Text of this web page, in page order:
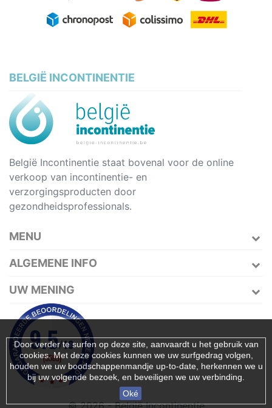
BELGIË INCONTINENTIE
België Incontinentie staat bovenal voor de online
verkoop van incontinentie- en
verzorgingsproducten door
gezondheidsprofessionals.
MENU
ALGEMENE INFO
Door verder te surfen op deze site, aanvaardt u het gebruik van
cookies. Met deze cookies kunnen we uw surfgedrag volgen,
houden we uw boodschappenmandje up-to-date, herkennen we u
bij uw volgende bezoek, en beveiligen we uw verbinding.
Oké
UW MENING